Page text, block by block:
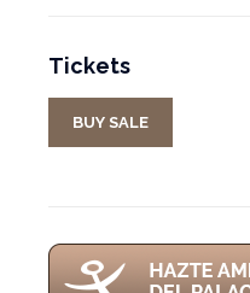
Tickets
BUY SALE